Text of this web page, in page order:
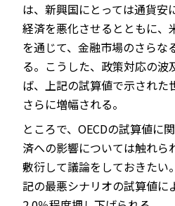
は、新興国にとっては通貨安
経済を悪化させるとともに、
を通じて、金融市場のさらな
る。こうした、政策対応の波
ば、上記の試算値で示された
さらに増幅される。
ところで、OECDの試算値に
済への影響については触れら
敷衍して議論をしておきたい
記の最悪シナリオの試算値に